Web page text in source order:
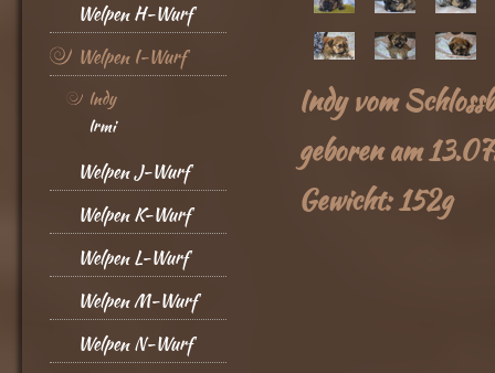
Welpen H-Wurf
Welpen I-Wurf
Indy
Irmi
Welpen J-Wurf
Welpen K-Wurf
Welpen L-Wurf
Welpen M-Wurf
Welpen N-Wurf
Indy vom
geboren am
Gewicht: 152g